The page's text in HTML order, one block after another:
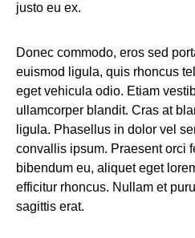
justo eu ex.
Donec commodo, eros sed
euismod ligula, quis rhoncus
eget vehicula odio. Etiam
ullamcorper blandit. Cras at
ligula. Phasellus in dolor vel
convallis ipsum. Praesent orci
bibendum eu, aliquet eget
efficitur rhoncus. Nullam et
sagittis erat.